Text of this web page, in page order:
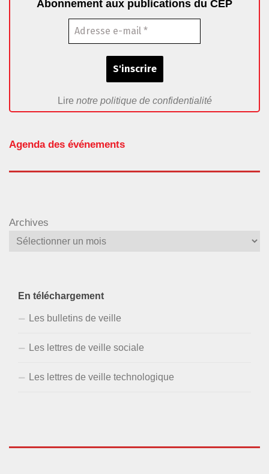
Abonnement aux publications du CEP
Lire notre politique de confidentialité
Agenda des événements
Archives
En téléchargement
Les bulletins de veille
Les lettres de veille sociale
Les lettres de veille technologique